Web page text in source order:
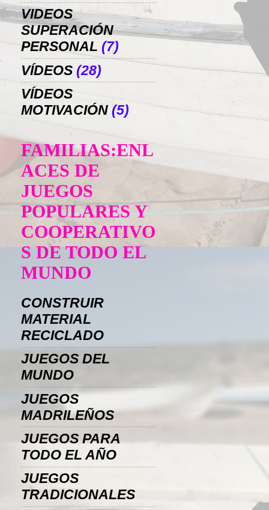
VIDEOS
SUPERACIÓN
PERSONAL (7)
VÍDEOS (28)
VÍDEOS
MOTIVACIÓN (5)
FAMILIAS:ENL
ACES DE
JUEGOS
POPULARES Y
COOPERATIVO
S DE TODO EL
MUNDO
CONSTRUIR
MATERIAL
RECICLADO
JUEGOS DEL
MUNDO
JUEGOS
MADRILEÑOS
JUEGOS PARA
TODO EL AÑO
JUEGOS
TRADICIONALES